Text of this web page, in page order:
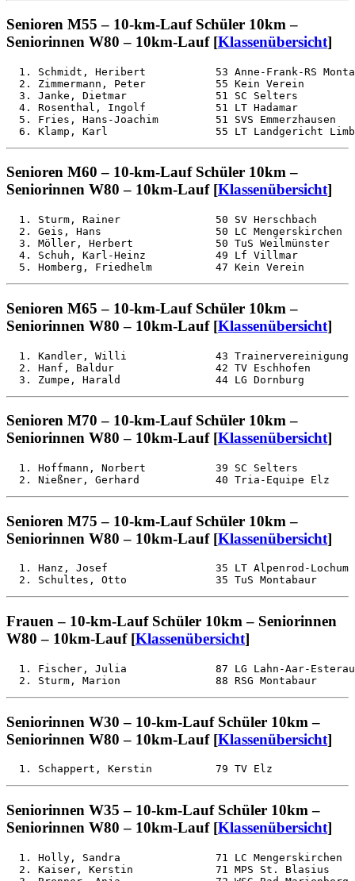
Senioren M55 – 10-km-Lauf Schüler 10km –
Seniorinnen W80 – 10km-Lauf [Klassenübersicht]
1. Schmidt, Heribert           53 Anne-Frank-RS
2. Zimmermann, Peter           55 Kein Verein
3. Janke, Dietmar              51 SC Selters
4. Rosenthal, Ingolf           51 LT Hadamar
5. Fries, Hans-Joachim         51 SVS Emmerzhausen
Senioren M60 – 10-km-Lauf Schüler 10km –
Seniorinnen W80 – 10km-Lauf [Klassenübersicht]
1. Sturm, Rainer               50 SV Herschbach
2. Geis, Hans                  50 LC Mengerskirchen
3. Möller, Herbert             50 TuS Weilmünster
4. Schuh, Karl-Heinz           49 Lf Villmar
Senioren M65 – 10-km-Lauf Schüler 10km –
Seniorinnen W80 – 10km-Lauf [Klassenübersicht]
1. Kandler, Willi              43 Trainervereinigung
2. Hanf, Baldur                42 TV Eschhofen
Senioren M70 – 10-km-Lauf Schüler 10km –
Seniorinnen W80 – 10km-Lauf [Klassenübersicht]
1. Hoffmann, Norbert           39 SC Selters
Senioren M75 – 10-km-Lauf Schüler 10km –
Seniorinnen W80 – 10km-Lauf [Klassenübersicht]
1. Hanz, Josef                 35 LT Alpenrod-Lochum
Frauen – 10-km-Lauf Schüler 10km – Seniorinnen
W80 – 10km-Lauf [Klassenübersicht]
1. Fischer, Julia              87 LG Lahn-Aar-
Seniorinnen W30 – 10-km-Lauf Schüler 10km –
Seniorinnen W80 – 10km-Lauf [Klassenübersicht]
Seniorinnen W35 – 10-km-Lauf Schüler 10km –
Seniorinnen W80 – 10km-Lauf [Klassenübersicht]
1. Holly, Sandra               71 LC Mengerskirchen
2. Kaiser, Kerstin             71 MPS St. Blasius